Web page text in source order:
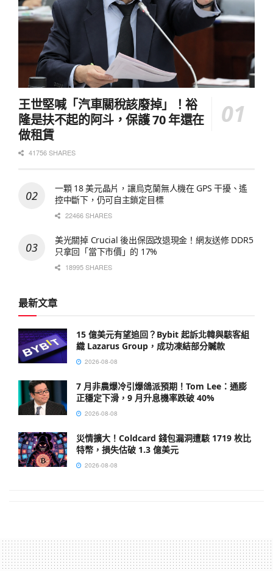
王世堅喊「汽車關稅該廢掉」！裕
隆是扶不起的阿斗，保護 70 年還在
做租賃
41756 SHARES
一顆 18 美元晶片，讓烏克蘭無人機在 GPS 干擾、遙
控中斷下，仍可自主鎖定目標
22466 SHARES
美光關掉 Crucial 後出保固改退現金！網友送修 DDR5
只拿回「當下市價」的 17%
18995 SHARES
最新文章
15 億美元有望追回？Bybit 起訴北韓與駭客組
織 Lazarus Group，成功凍結部分贓款
2026-08-08
7 月非農爆冷引爆鴿派預期！Tom Lee：通膨
正穩定下滑，9 月升息機率跌破 40%
2026-08-08
災情擴大！Coldcard 錢包漏洞遭駭 1719 枚比
特幣，損失估破 1.3 億美元
2026-08-08